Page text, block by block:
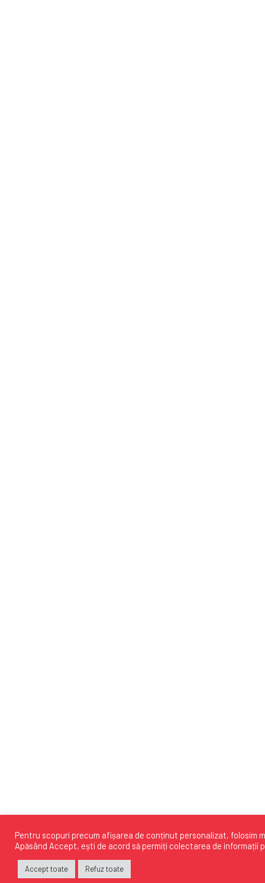
Pentru scopuri precum afișarea de conținut personalizat, folosim
Apăsând Accept, ești de acord să permiți colectarea de informații
Accept toate Refuz toate